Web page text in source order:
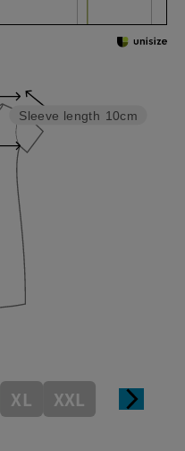
Sleeve length 10cm
XL XXL